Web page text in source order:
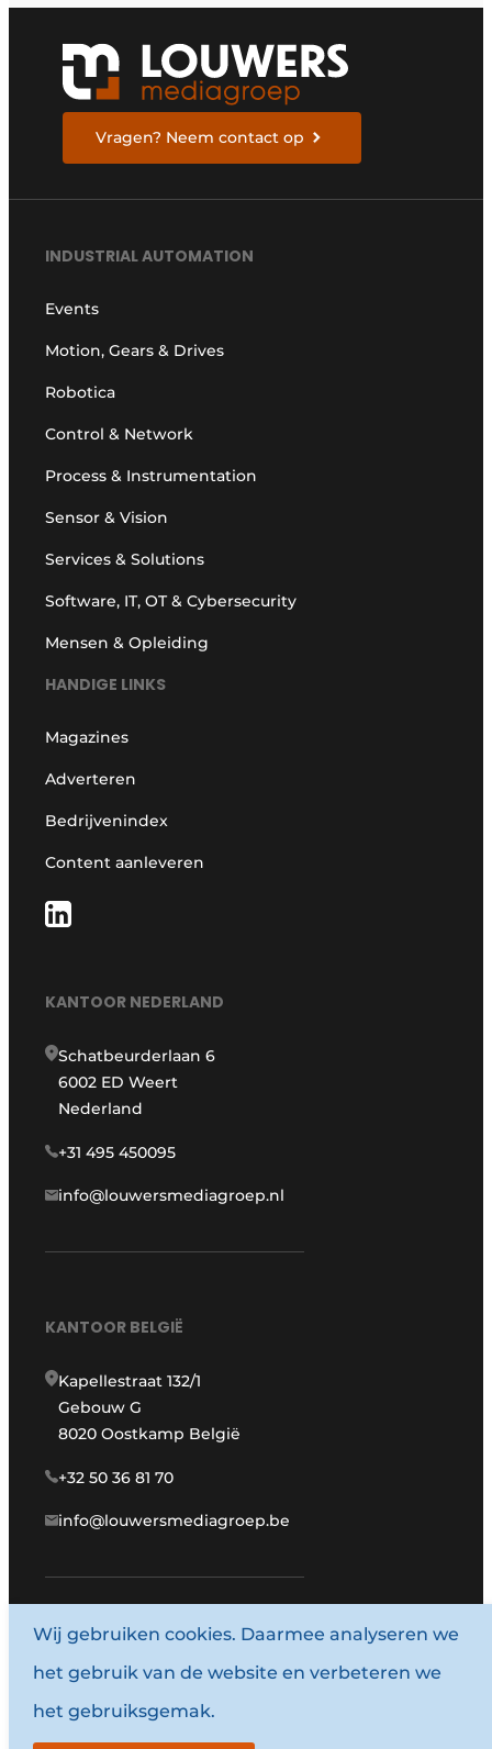
Vragen? Neem contact op
INDUSTRIAL AUTOMATION
Events
Motion, Gears & Drives
Robotica
Control & Network
Process & Instrumentation
Sensor & Vision
Services & Solutions
Software, IT, OT & Cybersecurity
Mensen & Opleiding
HANDIGE LINKS
Magazines
Adverteren
Bedrijvenindex
Content aanleveren
KANTOOR NEDERLAND
Schatbeurderlaan 6
6002 ED Weert
Nederland
+31 495 450095
info@louwersmediagroep.nl
KANTOOR BELGIË
Kapellestraat 132/1
Gebouw G
8020 Oostkamp België
+32 50 36 81 70
info@louwersmediagroep.be
www.louwersmediagroep.com
© 1987 - 2026 Louwersmediagroep.
Algemene voorwaarden
Wij gebruiken cookies. Daarmee analyseren we
het gebruik van de website en verbeteren we
het gebruiksgemak.